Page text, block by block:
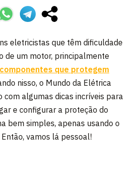
eletricistas que têm dificuldade
de um motor, principalmente
componentes que protegem
nisso, o Mundo da Elétrica
com algumas dicas incríveis para
e configurar a proteção do
bem simples, apenas usando o
vamos lá pessoal!